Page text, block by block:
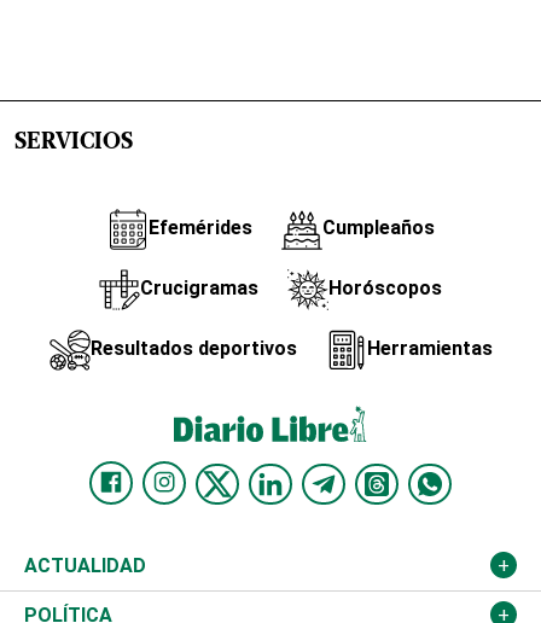
SERVICIOS
Efemérides Cumpleaños
Crucigramas Horóscopos
Resultados deportivos Herramientas
ACTUALIDAD
Nacional
POLÍTICA